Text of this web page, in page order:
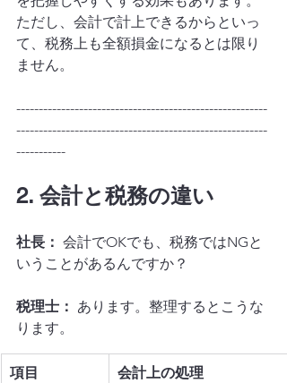
ただし、会計で計上できるからといっ
て、税務上も全額損金になるとは限り
ません。
--------------------------------------------------------
--------------------------------------------------------
-----------
2. 会計と税務の違い
社長： 会計でOKでも、税務ではNGと
いうことがあるんですか？
税理士： あります。整理するとこうな
ります。
項目 会計上の処理